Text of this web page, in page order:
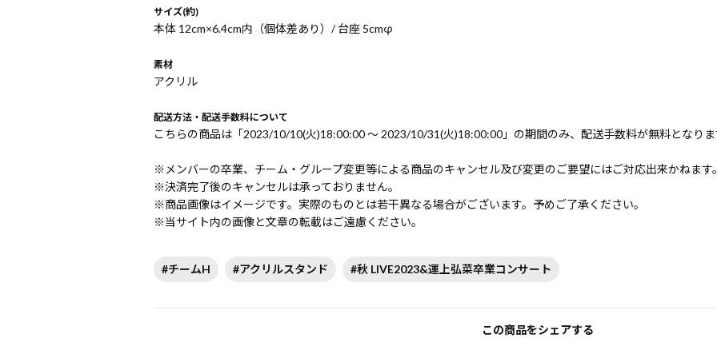
サイズ(約)
本体 12cm×6.4cm内（個体差あり）/ 台座 5cmφ
素材
アクリル
配送方法・配送手数料について
こちらの商品は「2023/10/10(火)18:00:00 〜 2023/10/31(火)18:00:00」の期間のみ、配送手数料が無料となりま
※メンバーの卒業、チーム・グループ変更等による商品のキャンセル及び変更のご要望にはご対応出来かねます。
※決済完了後のキャンセルは承っておりません。
※商品画像はイメージです。実際のものとは若干異なる場合がございます。予めご了承ください。
※当サイト内の画像と文章の転載はご遠慮ください。
#チームH #アクリルスタンド #秋 LIVE2023&運上弘菜卒業コンサート
この商品をシェアする